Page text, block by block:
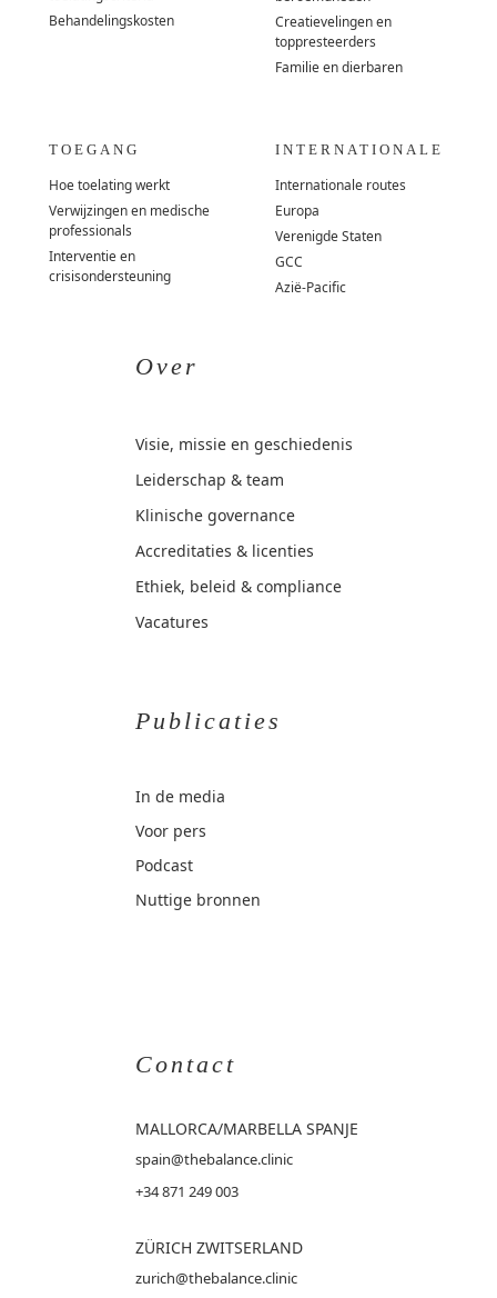
Behandelingskosten
Creatievelingen en
toppresteerders
Familie en dierbaren
TOEGANG
Hoe toelating werkt
Verwijzingen en medische
professionals
Interventie en
crisisondersteuning
INTERNATIONALE
Internationale routes
Europa
Verenigde Staten
GCC
Azië-Pacific
Over
Visie, missie en geschiedenis
Leiderschap & team
Klinische governance
Accreditaties & licenties
Ethiek, beleid & compliance
Vacatures
Publicaties
In de media
Voor pers
Podcast
Nuttige bronnen
Contact
MALLORCA/MARBELLA SPANJE
spain@thebalance.clinic
+34 871 249 003
ZÜRICH ZWITSERLAND
zurich@thebalance.clinic